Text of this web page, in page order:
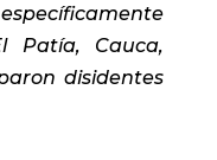
Patía, Cauca,
disidentes